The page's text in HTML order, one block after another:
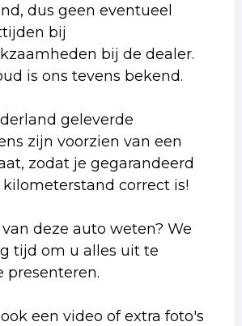
dus geen eventueel
bij
bij de dealer.
is ons tevens bekend.
geleverde
zijn voorzien van een
zodat je gegarandeerd
correct is!
deze auto weten? We
tijd om u alles uit te
presenteren.
een video of extra foto's